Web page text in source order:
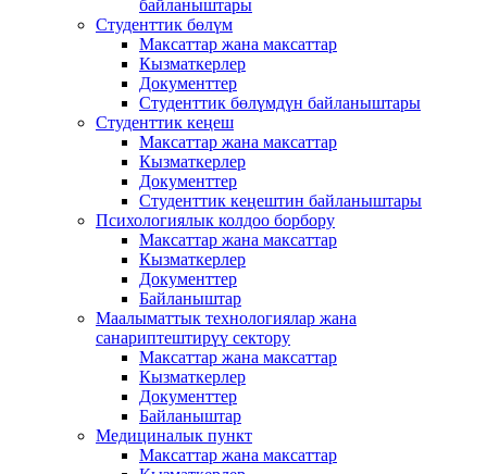
байланыштары
Студенттик бөлүм
Максаттар жана максаттар
Кызматкерлер
Документтер
Студенттик бөлүмдүн байланыштары
Студенттик кеңеш
Максаттар жана максаттар
Кызматкерлер
Документтер
Студенттик кеңештин байланыштары
Психологиялык колдоо борбору
Максаттар жана максаттар
Кызматкерлер
Документтер
Байланыштар
Маалыматтык технологиялар жана
санариптештирүү сектору
Максаттар жана максаттар
Кызматкерлер
Документтер
Байланыштар
Медициналык пункт
Максаттар жана максаттар